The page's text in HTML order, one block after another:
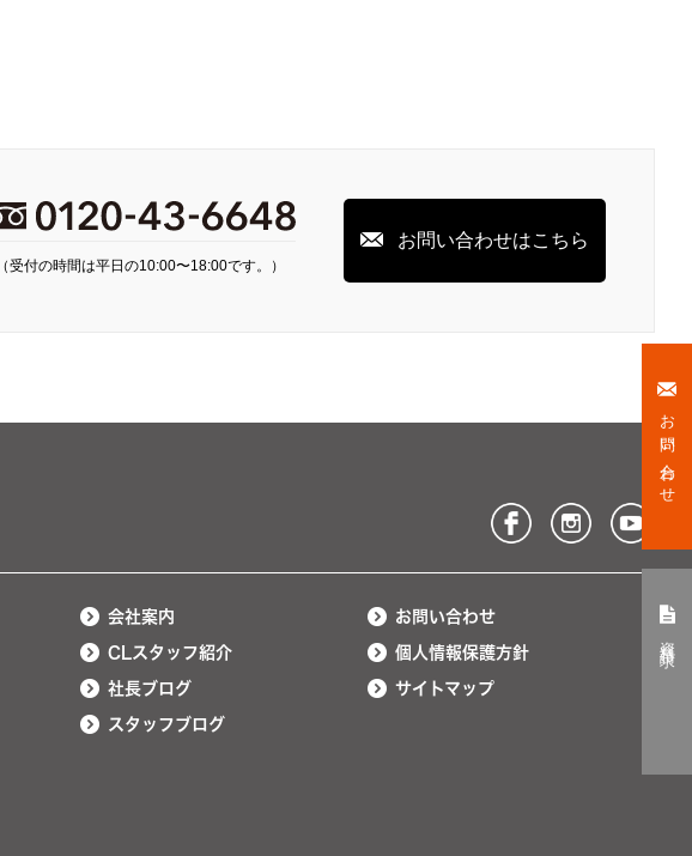
（受付の時間は平日の10:00〜18:00です。）
お問い合わせはこちら
お問い合わせ
会社案内
CLスタッフ紹介
社長ブログ
スタッフブログ
お問い合わせ
個人情報保護方針
サイトマップ